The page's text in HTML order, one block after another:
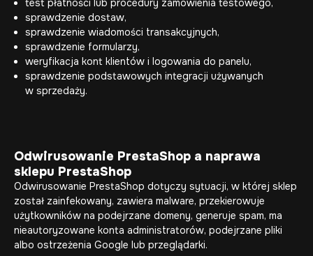
test płatności lub procedury zamówienia testowego,
sprawdzenie dostaw,
sprawdzenie wiadomości transakcyjnych,
sprawdzenie formularzy,
weryfikacja kont klientów i logowania do panelu,
sprawdzenie podstawowych integracji używanych
w sprzedaży.
Odwirusowanie PrestaShop a naprawa
sklepu PrestaShop
Odwirusowanie PrestaShop dotyczy sytuacji, w której sklep
został zainfekowany, zawiera malware, przekierowuje
użytkowników na podejrzane domeny, generuje spam, ma
nieautoryzowane konta administratorów, podejrzane pliki
albo ostrzeżenia Google lub przeglądarki.